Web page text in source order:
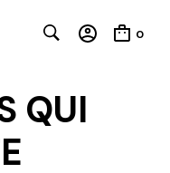
0
QUI